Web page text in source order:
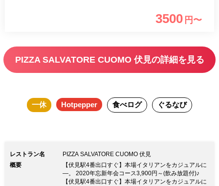
年会プランは3,900円〜 前菜、ピッツァ、パスタにジェラー
年会や女子会、記念日や接待など大切なシーンにも◎ イタ
リア語の飛び交うオシャレな店内でごゆっくりとお愉しみく
3500 円〜
PIZZA SALVATORE CUOMO 伏見の詳細を見る
一休 Hotpepper 食べログ ぐるなび
レストラン名
PIZZA SALVATORE CUOMO 伏見
概要
【伏見駅4番出口すぐ】本場イタリアンをカジュアルに
―。 2020年忘新年会コース3,900円～(飲み放題付)♪
【伏見駅4番出口すぐ】本場イタリアンをカジュアルに